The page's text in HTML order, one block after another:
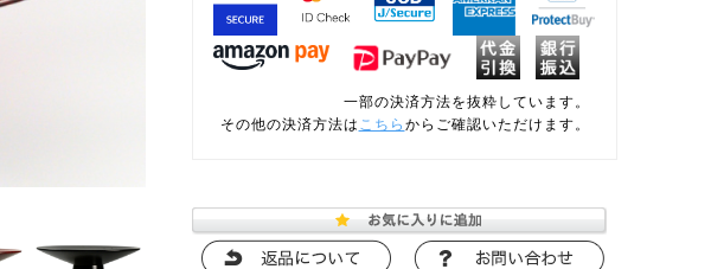
一部の決済方法を抜粋しています。
その他の決済方法は こちら からご確認いただけます。